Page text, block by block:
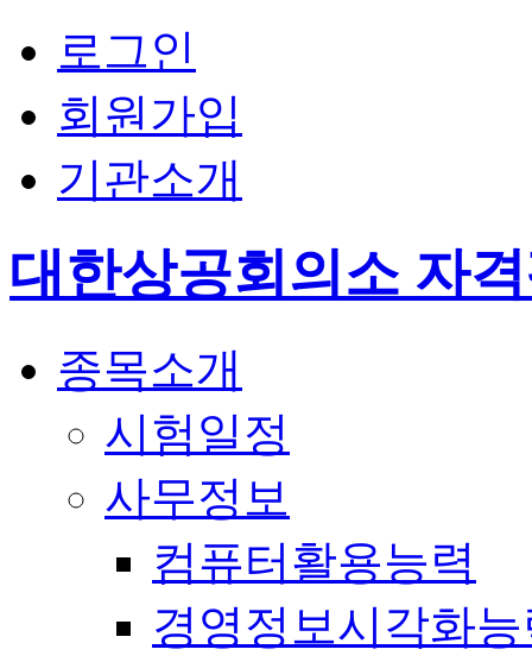
로그인
회원가입
기관소개
대한상공회의소 자
종목소개
시험일정
사무정보
컴퓨터활용능력
경영정보시각화